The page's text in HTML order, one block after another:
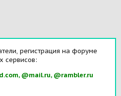
регистрация на форуме
сервисов:
@mail.ru, @rambler.ru